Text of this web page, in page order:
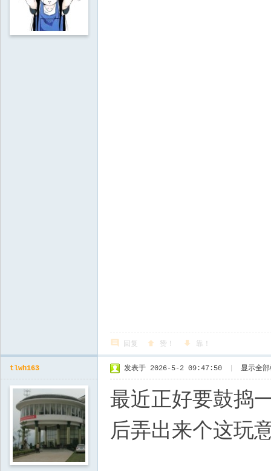
回复 赞！ 靠！
tlwh163 发表于 2026-5-2 09:47:50 显示全
最近正好要鼓捣
后弄出来个这玩